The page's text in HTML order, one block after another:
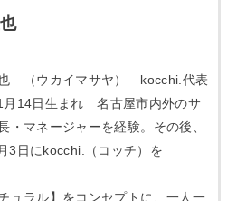
（ウカイマサヤ） kocchi.代表
月14日生まれ 名古屋市内外のサ
・マネージャーを経験。その後、
3日にkocchi.（コッチ）を
チュラル】をコンセプトに、一人一